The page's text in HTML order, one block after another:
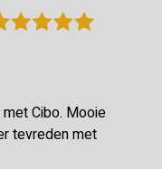
Cibo. Mooie
tevreden met